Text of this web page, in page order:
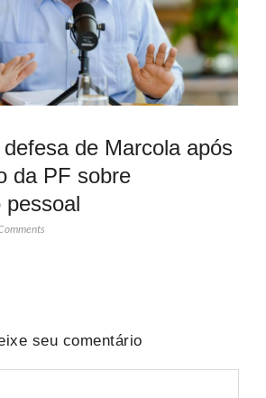
de Marcola após
da PF sobre
pessoal
seu comentário